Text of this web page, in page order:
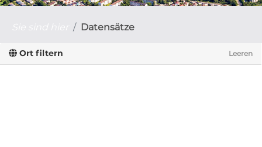
Datensätze
Ort filtern Leeren